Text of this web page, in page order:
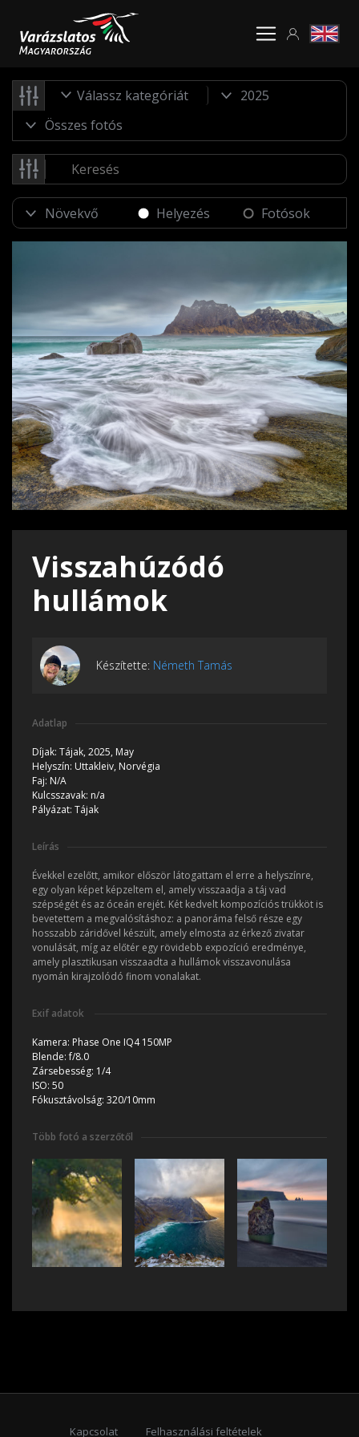
Válassz kategóriát
Helyezés Fotósok
Visszahúzódó
hullámok
Készítette: Németh Tamás
Adatlap
Díjak: Tájak, 2025, May
Helyszín: Uttakleiv, Norvégia
Faj: N/A
Kulcsszavak: n/a
Pályázat: Tájak
Leírás
Évekkel ezelőtt, amikor először látogattam el erre a helyszínre,
egy olyan képet képzeltem el, amely visszaadja a táj vad
szépségét és az óceán erejét. Két kedvelt kompozíciós trükköt is
bevetettem a megvalósításhoz: a panoráma felső része egy
hosszabb záridővel készült, amely elmosta az érkező zivatar
vonulását, míg az előtér egy rövidebb expozíció eredménye,
amely plasztikusan visszaadta a hullámok visszavonulása
nyomán kirajzolódó finom vonalakat.
Exif adatok
Kamera: Phase One IQ4 150MP
Blende:f/8.0
Zársebesség: 1/4
ISO: 50
Fókusztávolság: 320/10mm
Több fotó a szerzőtől
Kapcsolat Felhasználási feltételek